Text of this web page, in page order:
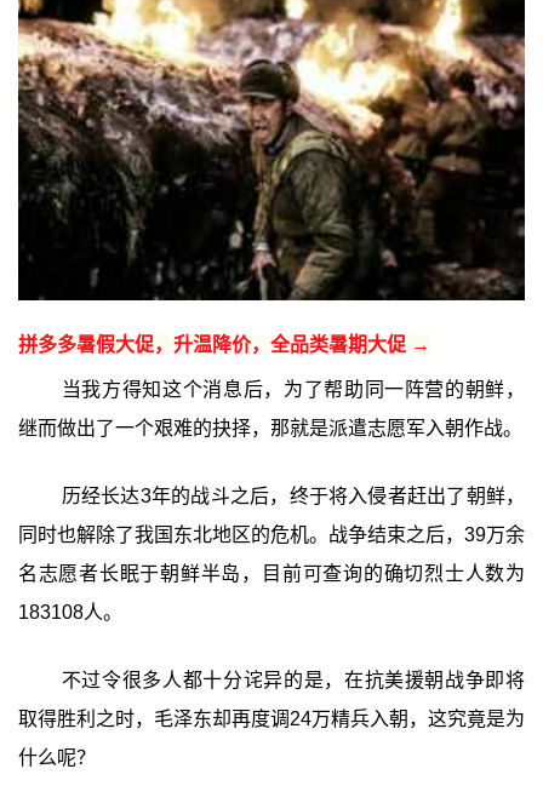
拼多多暑假大促，升温降价，全品类暑期大促 →
当我方得知这个消息后，为了帮助同一阵营的朝鲜，
继而做出了一个艰难的抉择，那就是派遣志愿军入朝作战。
历经长达3年的战斗之后，终于将入侵者赶出了朝鲜，
同时也解除了我国东北地区的危机。战争结束之后，39万余
名志愿者长眠于朝鲜半岛，目前可查询的确切烈士人数为
183108人。
不过令很多人都十分诧异的是，在抗美援朝战争即将
取得胜利之时，毛泽东却再度调24万精兵入朝，这究竟是为
什么呢？